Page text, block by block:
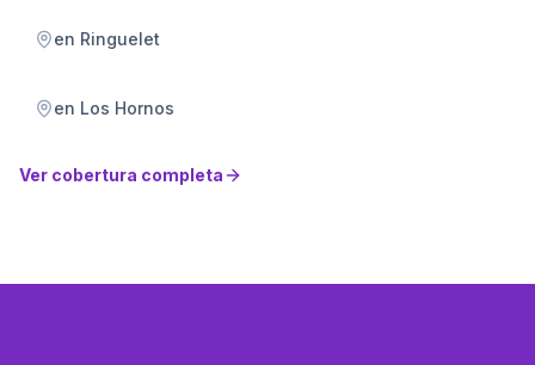
en Ringuelet
en Los Hornos
Ver cobertura completa